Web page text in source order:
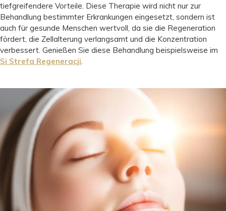
tiefgreifendere Vorteile. Diese Therapie wird nicht nur zur
Behandlung bestimmter Erkrankungen eingesetzt, sondern ist
auch für gesunde Menschen wertvoll, da sie die Regeneration
fördert, die Zellalterung verlangsamt und die Konzentration
verbessert. Genießen Sie diese Behandlung beispielsweise im
Si Strefa Regeneracji.